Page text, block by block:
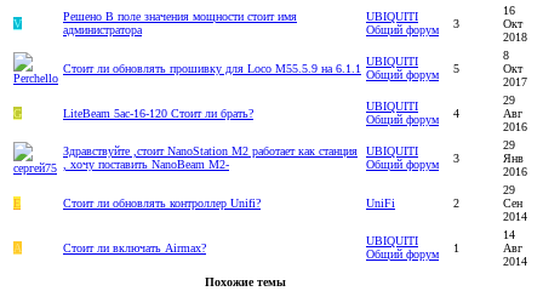
V
Решено В поле значения мощности стоит имя
администратора
UBIQUITI
Общий форум
3
16
Окт
2018
Стоит ли обновлять прошивку для Loco M55.5.9 на 6.1.1
UBIQUITI
Общий форум
5
8
Окт
2017
G LiteBeam 5ac-16-120 Стоит ли брать?
UBIQUITI
Общий форум
4
29
Авг
2016
Здравствуйте ,стоит NanoStation M2 работает как станция
, хочу поставить NanoBeam M2-
UBIQUITI
Общий форум
3
29
Янв
2016
E Стоит ли обновлять контроллер Unifi? UniFi 2
29
Сен
2014
A Стоит ли включать Airmax?
UBIQUITI
Общий форум
1
14
Авг
2014
Похожие темы